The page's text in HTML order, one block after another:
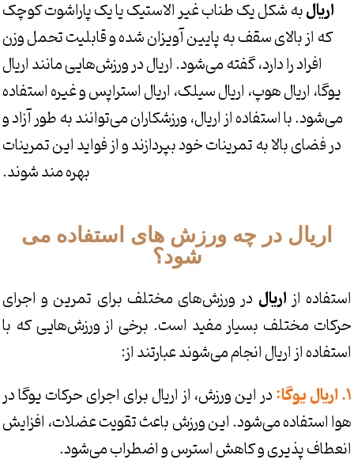
اریالبه شکل یک طناب غیر الاستیک یا یک پاراشوت کوچک
که از بالای سقف به پایین آویزان شده و قابلیت تحمل وزن
افراد را دارد، گفته می‌شود. اریال در ورزش‌هایی مانند اریال
یوگا، اریال هوپ، اریال سیلک، اریال استراپس و غیره استفاده
می‌شود. با استفاده از اریال، ورزشکاران می‌توانند به طور آزاد و
در فضای بالا به تمرینات خود بپردازند و از فواید این تمرینات
بهره مند شوند.
اریال در چه ورزش های استفاده می
شود؟
استفاده ازاریال در ورزش‌های مختلف برای تمرین و اجرای
حرکات مختلف بسیار مفید است. برخی از ورزش‌هایی که با
استفاده از اریال انجام می‌شوند عبارتند از:
1. اریال یوگا:
در این ورزش، از اریال برای اجرای حرکات یوگا در
هوا استفاده می‌شود. این ورزش باعث تقویت عضلات، افزایش
انعطاف پذیری و کاهش استرس و اضطراب می‌شود.